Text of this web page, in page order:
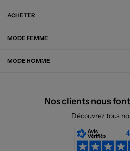
ACHETER
MODE FEMME
MODE HOMME
Nos clients nous
Découvrez tous